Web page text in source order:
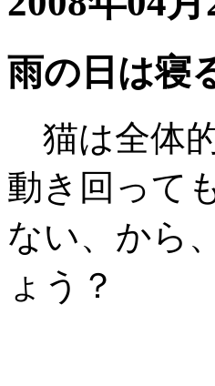
雨の日は寝
猫は全体
動き回って
ない、から
ょう？